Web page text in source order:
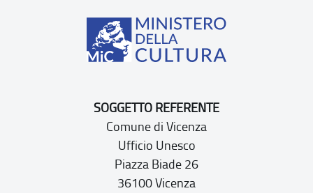
SOGGETTO REFERENTE
Comune di Vicenza
Ufficio Unesco
Piazza Biade 26
36100 Vicenza